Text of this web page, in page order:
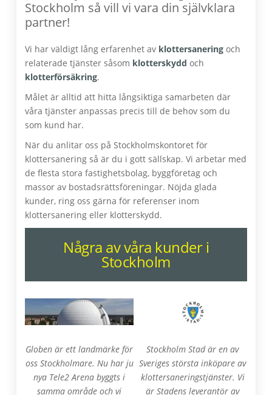
Stockholm så vill vi vara din självklara
partner!
Vi har väldigt lång erfarenhet av klottersaneringoch
relaterade tjänster såsom klotterskydd och
klotterförsäkring.
Målet är alltid att hitta långsiktiga samarbeten där
våra tjänster anpassas precis till de behov som du
som kund har.
När du anlitar oss på Stockholmskontoret för
klottersanering så är du i gott sällskap. Vi arbetar med
de flesta stora fastighetsbolag, byggföretag och
massor av bostadsrättsföreningar. Nöjda glada
kunder, ring oss gärna för referenser inom
klottersanering eller klotterskydd.
Några av våra kunder i
Stockholm
Globen är ett landmärke för
oss Stockholmare. Nu har ju
nya Tele2 Arena byggts i
samma område och vi
Stockholm Stad är en av
Sveriges största inköpare av
klottersaneringstjänster. Vi
är Stadens leverantör av